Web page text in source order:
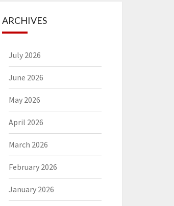
ARCHIVES
July 2026
June 2026
May 2026
April 2026
March 2026
February 2026
January 2026